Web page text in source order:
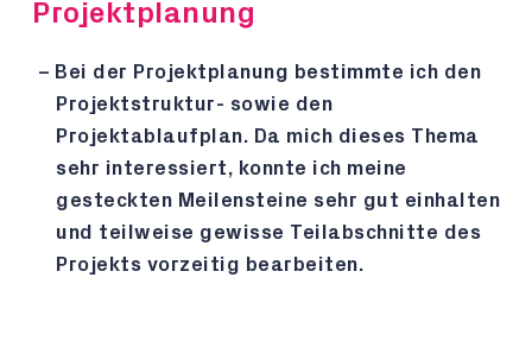
Projektplanung
Bei der Projektplanung bestimmte ich den
Projektstruktur- sowie den
Projektablaufplan. Da mich dieses Thema
sehr interessiert, konnte ich meine
gesteckten Meilensteine sehr gut einhalten
und teilweise gewisse Teilabschnitte des
Projekts vorzeitig bearbeiten.